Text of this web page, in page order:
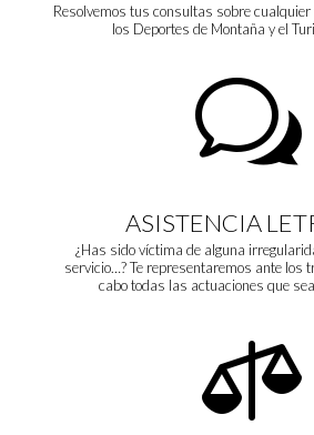
Resolvemos tus consultas sobre
los Deportes de Montaña y el
w
ASISTENCIA
¿Has sido víctima de alguna
servicio…? Te representaremos ante los
cabo todas las actuaciones que
